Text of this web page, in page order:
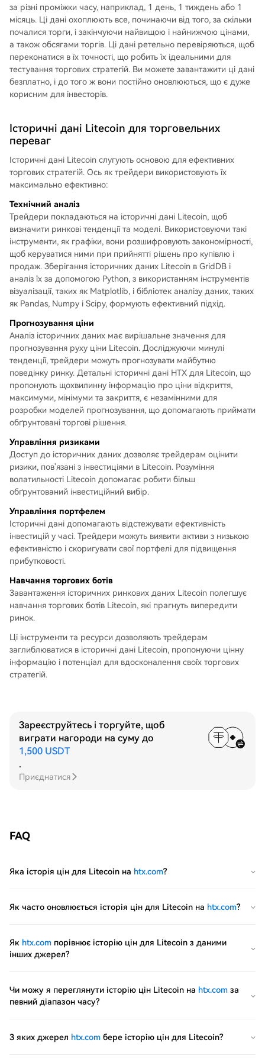
за різні проміжки часу, наприклад, 1 день, 1 тиждень або 1
місяць. Ці дані охоплюють все, починаючи від того, за скільки
почалися торги, і закінчуючи найвищою і найнижчою цінами,
а також обсягами торгів. Ці дані ретельно перевіряються, щоб
переконатися в їх точності, що робить їх ідеальними для
тестування торгових стратегій. Ви можете завантажити ці дані
безплатно, і до того ж вони постійно оновлюються, що є дуже
корисним для інвесторів.
Історичні дані Litecoin для торговельних
переваг
Історичні дані Litecoin слугують основою для ефективних
торгових стратегій. Ось як трейдери використовують їх
максимально ефективно:
Технічний аналіз
Трейдери покладаються на історичні дані Litecoin, щоб
визначити ринкові тенденції та моделі. Використовуючи такі
інструменти, як графіки, вони розшифровують закономірності,
щоб керуватися ними при прийнятті рішень про купівлю і
продаж. Зберігання історичних даних Litecoin в GridDB і
аналіз їх за допомогою Python, з використанням інструментів
візуалізації, таких як Matplotlib, і бібліотек аналізу даних, таких
як Pandas, Numpy і Scipy, формують ефективний підхід.
Прогнозування ціни
Аналіз історичних даних має вирішальне значення для
прогнозування руху ціни Litecoin. Досліджуючи минулі
тенденції, трейдери можуть прогнозувати майбутню
поведінку ринку. Детальні історичні дані HTX для Litecoin, що
пропонують щохвилинну інформацію про ціни відкриття,
максимуми, мінімуми та закриття, є незамінними для
розробки моделей прогнозування, що допомагають приймати
обґрунтовані торгові рішення.
Управління ризиками
Доступ до історичних даних дозволяє трейдерам оцінити
ризики, пов'язані з інвестиціями в Litecoin. Розуміння
волатильності Litecoin допомагає робити більш
обґрунтований інвестиційний вибір.
Управління портфелем
Історичні дані допомагають відстежувати ефективність
інвестицій у часі. Трейдери можуть виявити активи з низькою
ефективністю і скоригувати свої портфелі для підвищення
прибутковості.
Навчання торгових ботів
Завантаження історичних ринкових даних Litecoin полегшує
навчання торгових ботів Litecoin, які прагнуть випередити
ринок.
Ці інструменти та ресурси дозволяють трейдерам
заглиблюватися в історичні дані Litecoin, пропонуючи цінну
інформацію і потенціал для вдосконалення своїх торгових
стратегій.
Зареєструйтесь і торгуйте, щоб
виграти нагороди на суму до
1,500 USDT
.
Приєднатися
FAQ
Яка історія цін для Litecoin на htx.com?
Як часто оновлюється історія цін для Litecoin на htx.com?
Як htx.com порівнює історію цін для Litecoin з даними
інших джерел?
Чи можу я переглянути історію цін Litecoin на htx.com за
певний діапазон часу?
З яких джерел htx.com бере історію цін для Litecoin?